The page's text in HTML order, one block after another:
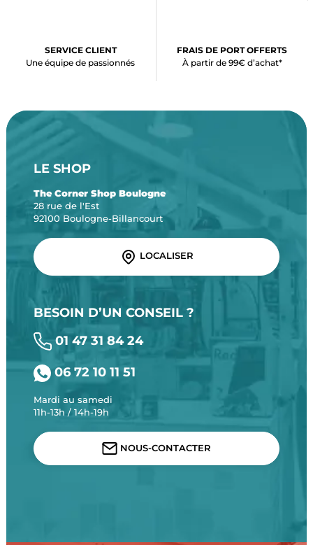
SERVICE CLIENT
Une équipe de passionnés
FRAIS DE PORT OFFERTS
À partir de 99€ d’achat*
LE SHOP
The Corner Shop Boulogne
28 rue de l'Est
92100 Boulogne-Billancourt
LOCALISER
BESOIN D’UN CONSEIL ?
01 47 31 84 24
06 72 10 11 51
Mardi au samedi
11h-13h / 14h-19h
NOUS-CONTACTER